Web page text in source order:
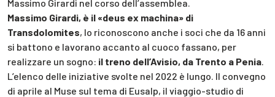
Massimo Girardi nel corso dell’assemblea.
Massimo Girardi, è il «deus ex machina» di
Transdolomites, lo riconoscono anche i soci che da 16 anni
si battono e lavorano accanto al cuoco fassano, per
realizzare un sogno: il treno dell’Avisio, da Trento a Penia
L’elenco delle iniziative svolte nel 2022 è lungo. Il convegno
di aprile al Muse sul tema di Eusalp, il viaggio-studio di